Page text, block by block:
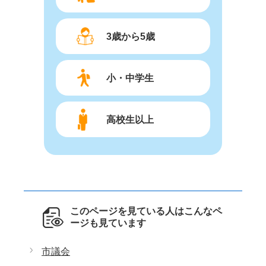
3歳から5歳
小・中学生
高校生以上
このページを見ている人はこんなペ
ージも見ています
市議会